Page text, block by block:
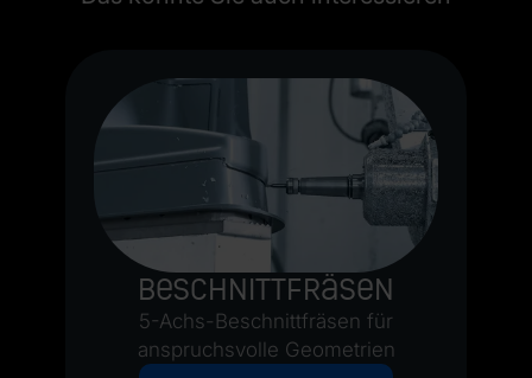
Beschnittfräsen
5-Achs-Beschnittfräsen für
anspruchsvolle Geometrien